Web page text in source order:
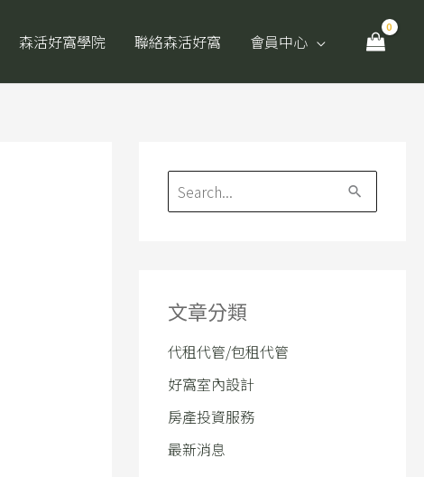
森活好窩學院 聯絡森活好窩 會員中心
搜
字
文章分類
代租代管/包租代管
好窩室內設計
房產投資服務
最新消息